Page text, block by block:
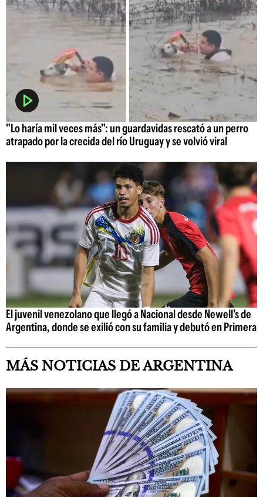
"Lo haría mil veces más": un guardavidas rescató a un perro
atrapado por la crecida del río Uruguay y se volvió viral
El juvenil venezolano que llegó a Nacional desde Newell's de
Argentina, donde se exilió con su familia y debutó en Primera
MÁS NOTICIAS DE ARGENTINA